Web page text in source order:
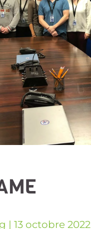
|13 octobre 2022